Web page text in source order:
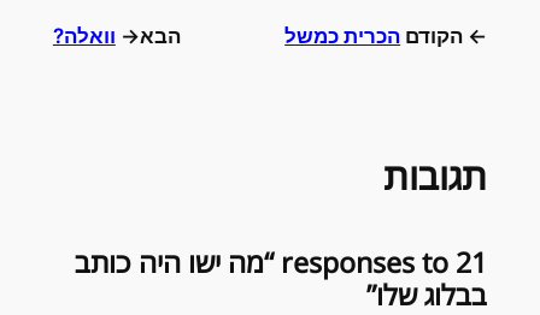
← הקודם הכרית כמשל הבא→ וואלה?
תגובות
21 responses to “מה ישו היה כותב
בבלוג שלו”